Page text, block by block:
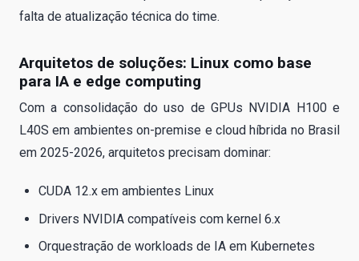
falta de atualização técnica do time.
Arquitetos de soluções: Linux como base
para IA e edge computing
Com a consolidação do uso de GPUs NVIDIA H100 e
L40S em ambientes on-premise e cloud híbrida no Brasil
em 2025-2026, arquitetos precisam dominar:
CUDA 12.x em ambientes Linux
Drivers NVIDIA compatíveis com kernel 6.x
Orquestração de workloads de IA em Kubernetes